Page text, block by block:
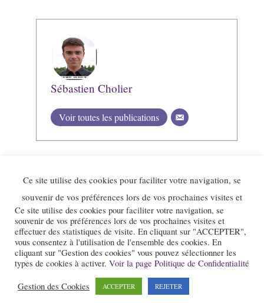
Sébastien Cholier
Voir toutes les publications
Le site et la newsletter Jazz-Rhone-Alpes.com sont édités par l’association
« Loi 1901 » « Jazz en Rhône-Alpes » qui a pour objet la promotion du
jazz dans notre région.
Ce site utilise des cookies pour faciliter votre navigation, se
souvenir de vos préférences lors de vos prochaines visites et
Ce site utilise des cookies pour faciliter votre navigation, se
souvenir de vos préférences lors de vos prochaines visites et
effectuer des statistiques de visite. En cliquant sur "ACCEPTER",
vous consentez à l'utilisation de l'ensemble des cookies. En
cliquant sur "Gestion des cookies" vous pouvez sélectionner les
types de cookies à activer. Voir la page Politique de Confidentialité
Gestion des Cookies ACCEPTER REJETER